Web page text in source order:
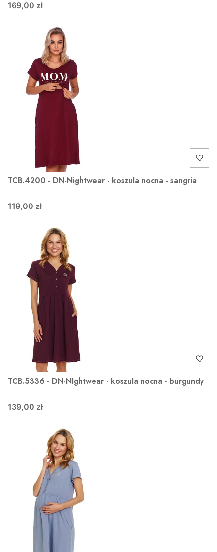
169,00 zł
TCB.4200 - DN-Nightwear - koszula nocna - sangria
119,00 zł
TCB.5336 - DN-NIghtwear - koszula nocna - burgundy
139,00 zł